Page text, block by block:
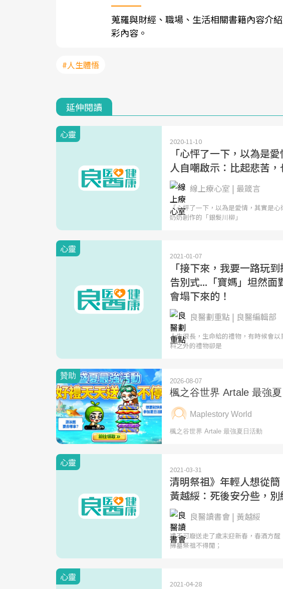
蒐羅與財經、職場、生活相關書籍內容介
彩內容。
#人生體悟
延伸閱讀
心靈
2020-11-10
「心怦了一下，以為是
人自嘲啟示：比起悲苦
線上療心室 | 最箴言
「心怦了一下，以為是愛情，其實是
奶奶創作的「銀髮川柳」
心靈
2021-01-07
「接下來，我要一路玩
告別式...「寶媽」坦然
會塌下來的！
良醫劃重點 | 良醫編輯部
人生很長，生命給的禮物，有時候會
料之外的禮物卻是
心靈
2021-03-31
清明祭祖》年輕人想從
黃越綏：死後安分些，
良醫讀書會 | 黃越綏
禮不可廢送走了歲末迎新春，春酒方
掃墓祭祖不得閒；
心靈
2021-04-28